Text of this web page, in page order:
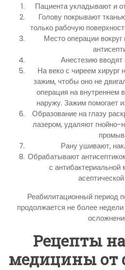
Пациента укладывают и
Голову покрывают
только рабочую
Место операции
Анестезию вводят
На веко с чиреем хирург
зажим, чтобы оно не
операция на внутреннем
наружу. Зажим помогает
Образование на глазу
лазером, удаляют гнойно-
Рану ушивают,
Обрабатывают
с
Реабилитационный период
продолжается не более
Рецепты
медицины от